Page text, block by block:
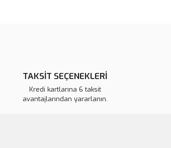
TAKSİT SEÇENEKLERİ
Kredi kartlarına 6 taksit
avantajlarından yararlanın.